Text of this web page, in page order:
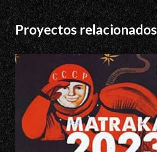
Proyectos relacionados